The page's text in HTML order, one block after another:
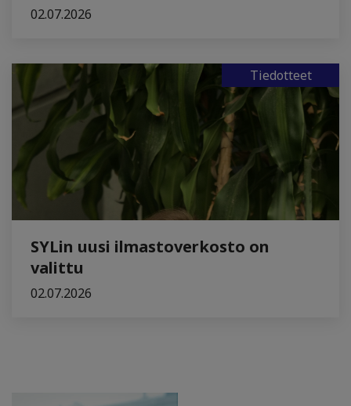
02.07.2026
Tiedotteet
SYLin uusi ilmastoverkosto on
valittu
02.07.2026